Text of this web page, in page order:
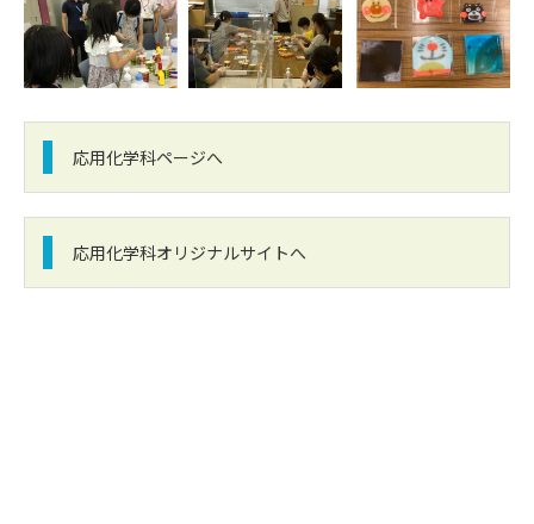
応用化学科ページへ
応用化学科オリジナルサイトへ